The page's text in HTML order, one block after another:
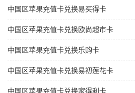
中国区苹果充值卡兑换易买得卡
中国区苹果充值卡兑换欧尚超市卡
中国区苹果充值卡兑换乐购卡
中国区苹果充值卡兑换易初莲花卡
中国区苹果充值卡兑换家得利卡